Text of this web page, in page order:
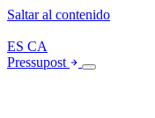
Saltar al contenido
ES CA
Pressupost